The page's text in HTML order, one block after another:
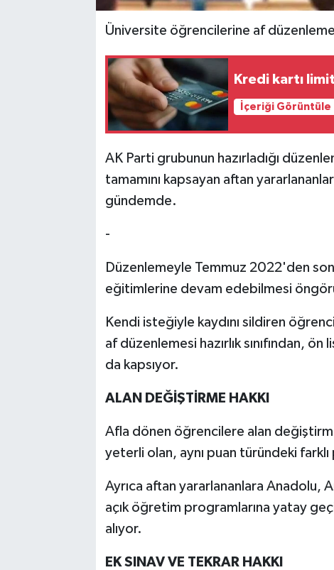
Üniversite öğrencilerine af
Kredi kartı
İçeriği Görüntüle
AK Parti grubunun hazırladığı
tamamını kapsayan aftan
gündemde.
-
Düzenlemeyle Temmuz 2022'den
eğitimlerine devam edebilmesi
Kendi isteğiyle kaydını sildiren
af düzenlemesi hazırlık sınıfından,
da kapsıyor.
ALAN DEĞİŞTİRME HAKKI
Afla dönen öğrencilere alan
yeterli olan, aynı puan türündeki
Ayrıca aftan yararlananlara Anadolu,
açık öğretim programlarına yatay
alıyor.
EK SINAV VE TEKRAR HAKKI